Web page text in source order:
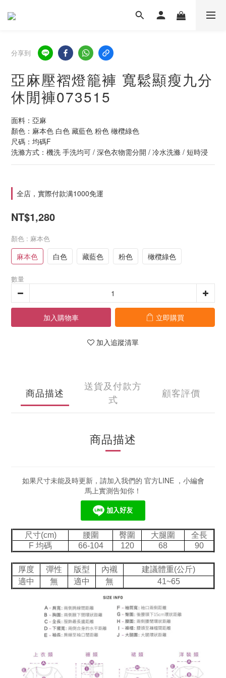
分享到
亞麻壓褶燈籠褲 寬鬆顯瘦九分
休閒褲073515
面料：亞麻
顏色：麻本色 白色 藏藍色 粉色 橄欖綠色
尺碼：均碼F
洗滌方式：機洗 手洗均可 / 深色衣物需分開 / 冷水洗滌 / 短時浸
全店，實際付款满1000免運
NT$1,280
顏色 : 麻本色
麻本色 白色 藏藍色 粉色 橄欖綠色
數量
加入購物車 立即購買
加入追蹤清單
商品描述
送貨及付款方
式
顧客評價
商品描述
如果尺寸未能及時更新，請加入我們的 官方LINE ，小編會
馬上實測告知你！
尺寸(cm) 腰圍 臀圍 大腿圍
全長
F 均碼
66-104 120 68 90
厚度 彈性 版型 內襯
建議體重(公斤)
適中
無 適中 無 41~65